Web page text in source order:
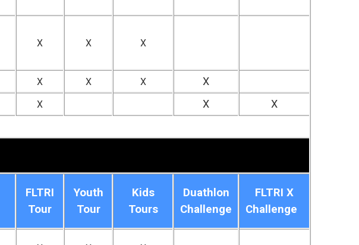
X X X
X X X X
X X X
FLTRI
Tour
Youth
Tour
Kids
Tours
Duathlon
Challenge
FLTRI X
Challenge